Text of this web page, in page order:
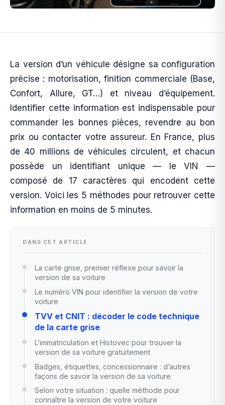
La version d’un véhicule désigne sa configuration
précise : motorisation, finition commerciale (Base,
Confort, Allure, GT…) et niveau d’équipement.
Identifier cette information est indispensable pour
commander les bonnes pièces, revendre au bon
prix ou contacter votre assureur. En France, plus
de 40 millions de véhicules circulent, et chacun
possède un identifiant unique — le VIN —
composé de 17 caractères qui encodent cette
version. Voici les 5 méthodes pour retrouver cette
information en moins de 5 minutes.
DANS CET ARTICLE
La carte grise, premier réflexe pour savoir la
version de sa voiture
Le numéro VIN pour identifier la version de votre
voiture
TVV et CNIT : décoder le code technique
de la carte grise
L’immatriculation et Histovec pour trouver la
version de sa voiture gratuitement
Badges, étiquettes, concessionnaire : d’autres
façons de savoir la version de sa voiture
Selon votre situation : quelle méthode pour
connaître la version de votre voiture